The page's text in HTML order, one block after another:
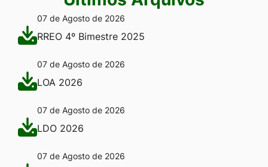
07 de Agosto de 2026
RREO 4º Bimestre 2025
07 de Agosto de 2026
LOA 2026
07 de Agosto de 2026
LDO 2026
07 de Agosto de 2026